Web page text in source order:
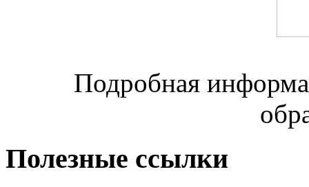
Подробная
Полезные ссылки